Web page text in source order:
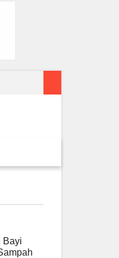
IGTKI Penajam Sukses Gelar
Bayi